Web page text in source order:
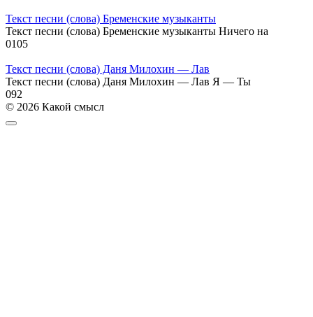
Текст песни (слова) Бременские музыканты
Текст песни (слова) Бременские музыканты Ничего на
0105
Текст песни (слова) Даня Милохин — Лав
Текст песни (слова) Даня Милохин — Лав Я — Ты
092
© 2026 Какой смысл